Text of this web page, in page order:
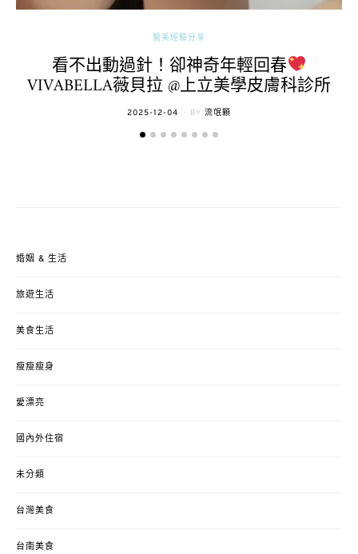
醫美經驗分享
看不出動過針！卻神奇年輕回春
VIVABELLA薇貝拉 @上立美學皮膚科診所
POSTED
2025-12-04 BY 流氓顆
婚姻 & 生活
旅遊生活
美食生活
瘦瘦瘦身
愛漂亮
國內外住宿
未分類
台灣美食
台南美食